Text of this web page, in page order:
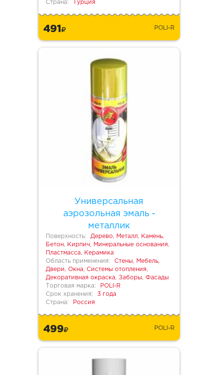
Страна: Турция
491 POLI-R
Универсальная
аэрозольная эмаль -
металлик
Поверхность:
Дерево, Металл, Камень,
Бетон, Кирпич, Минеральные основания,
Пластмасса, Керамика
Область применения:
Стены, Мебель,
Двери, Окна, Системы отопления,
Декоративная окраска, Заборы, Фасады
Торговая марка:
POLI-R
Срок хранения:
3 года
Страна:
Россия
499 POLI-R